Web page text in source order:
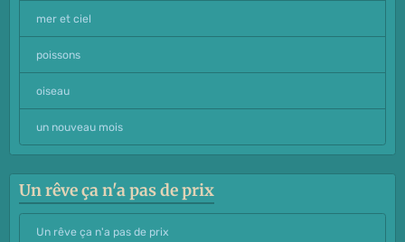
mer et ciel
poissons
oiseau
un nouveau mois
Un rêve ça n'a pas de prix
Un rêve ça n'a pas de prix